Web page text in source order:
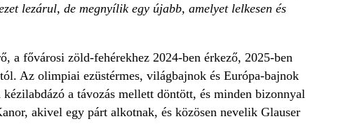
lezárul, de megnyílik egy újabb, amelyet lelkesen és
a fővárosi zöld-fehérekhez 2024-ben érkező, 2025-ben
Az olimpiai ezüstérmes, világbajnok és Európa-bajnok
a távozás mellett döntött, és minden bizonnyal
akivel egy párt alkotnak, és közösen nevelik Glauser